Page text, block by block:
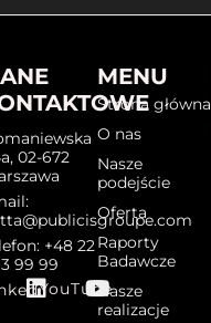
02-672
+48 22
99 99
YouTube
MENU
Strona główna
O nas
Nasze
podejście
Oferta
Raporty
Badawcze
Nasze
realizacje